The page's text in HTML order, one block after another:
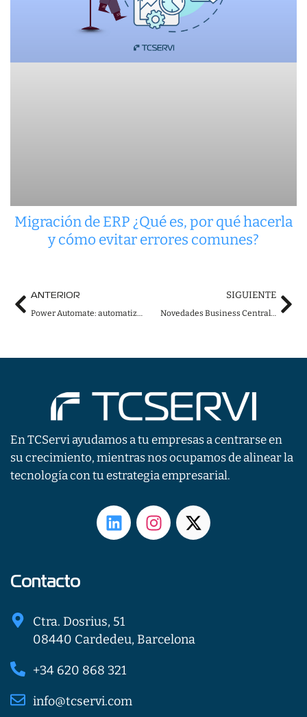
Migración de ERP ¿Qué es, por qué hacerla
y cómo evitar errores comunes?
AntANTERIOR
Power Automate: automatizar tareas está bien, transformar procesos es mejor
SIGUIENTE
Novedades Business Central 2026: la IA pasa de sugerir a ejecutar
En TCServi ayudamos a tu empresas a centrarse en
su crecimiento, mientras nos ocupamos de alinear la
tecnología con tu estrategia empresarial.
L
i
i
n
I
n
a
m
X
-
e
r
Contacto
Ctra. Dosrius, 51
08440 Cardedeu, Barcelona
+34 620 868 321
info@tcservi.com